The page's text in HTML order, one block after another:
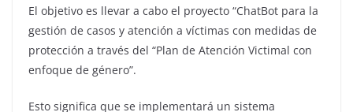
El objetivo es llevar a cabo el proyecto “ChatBot para la
gestión de casos y atención a víctimas con medidas de
protección a través del “Plan de Atención Victimal con
enfoque de género”.
Esto significa que se implementará un sistema